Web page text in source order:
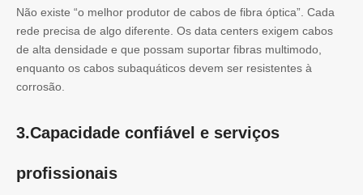
Não existe “o melhor produtor de cabos de fibra óptica”. Cada
rede precisa de algo diferente. Os data centers exigem cabos
de alta densidade e que possam suportar fibras multimodo,
enquanto os cabos subaquáticos devem ser resistentes à
corrosão.
3.Capacidade confiável e serviços
profissionais